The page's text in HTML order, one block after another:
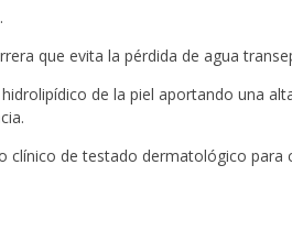
que evita la pérdida de agua
de la piel aportando una
clínico de testado dermatológico para